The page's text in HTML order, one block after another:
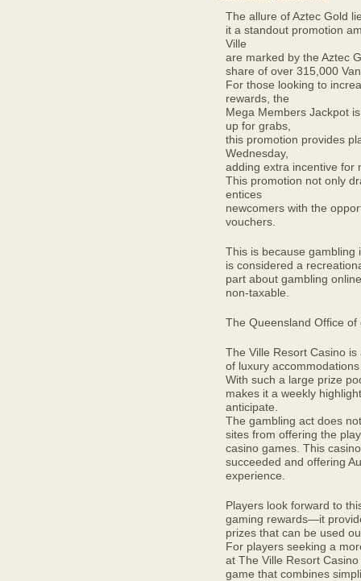
The allure of Aztec Gold
it a standout promotion
Ville
are marked by the Aztec
share of over 315,000
For those looking to
rewards, the
Mega Members Jackpot
up for grabs,
this promotion provides
Wednesday,
adding extra incentive for
This promotion not only
entices
newcomers with the
vouchers.
This is because gambling
is considered a
part about gambling
non-taxable.
The Queensland Office
The Ville Resort Casino
of luxury
With such a large prize
makes it a weekly
anticipate.
The gambling act does
sites from offering the
casino games. This
succeeded and offering
experience.
Players look forward to
gaming rewards—it
prizes that can be used
For players seeking a
at The Ville Resort
game that combines